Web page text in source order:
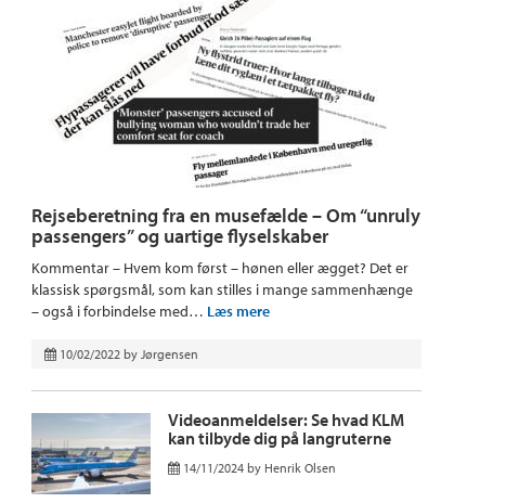
Rejseberetning fra en musefælde – Om “unruly
passengers” og uartige flyselskaber
Kommentar – Hvem kom først – hønen eller ægget? Det er
klassisk spørgsmål, som kan stilles i mange sammenhænge
– også i forbindelse med… Læs mere
10/02/2022 by Jørgensen
Videoanmeldelser: Se hvad KLM
kan tilbyde dig på langruterne
14/11/2024 by Henrik Olsen